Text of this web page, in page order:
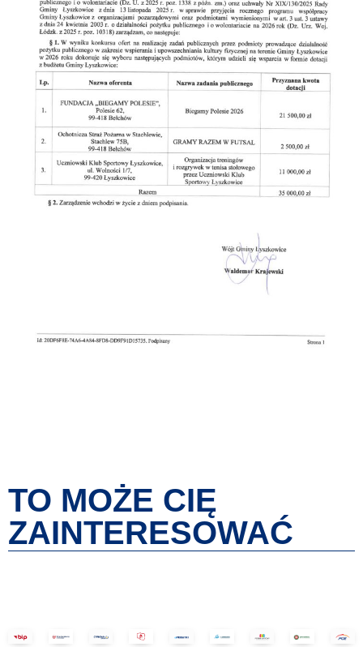
TO MOŻE CIĘ
ZAINTERESOWAĆ